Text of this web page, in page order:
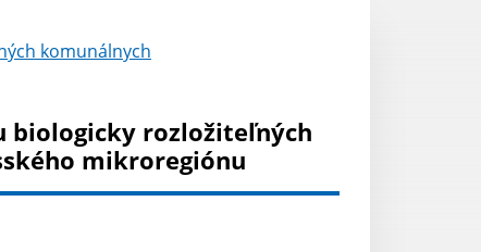
komunálnych
biologicky rozložiteľných
mikroregiónu